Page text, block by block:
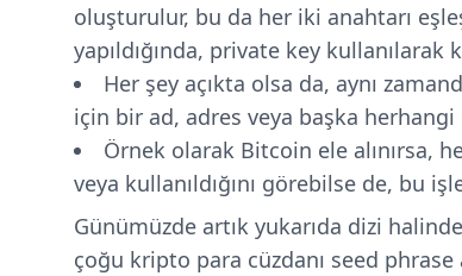
oluşturulur, bu da her iki anahtarı
yapıldığında, private key
Her şey açıkta olsa da, aynı
için bir ad, adres veya başka
Örnek olarak Bitcoin ele alınırsa,
veya kullanıldığını görebilse de, bu
Günümüzde artık yukarıda dizi
çoğu kripto para cüzdanı seed